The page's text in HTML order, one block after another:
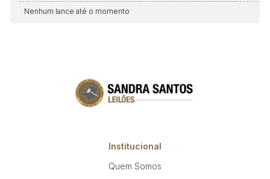
Nenhum lance até o momento
Institucional
Quem Somos